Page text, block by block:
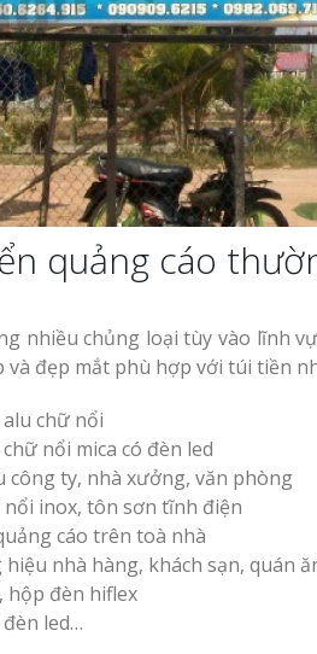
quảng cáo
nhiều chủng loại tùy vào lĩnh
và đẹp mắt phù hợp với túi tiền
chữ nổi
nổi mica có đèn led
công ty, nhà xưởng, văn phòng
nổi inox, tôn sơn tĩnh điện
cáo trên toà nhà
nhà hàng, khách sạn, quán
hộp đèn hiflex
led…